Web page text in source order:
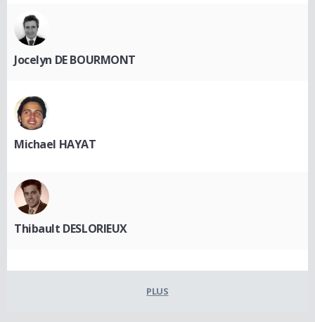
Jocelyn DE BOURMONT
Michael HAYAT
Thibault DESLORIEUX
PLUS